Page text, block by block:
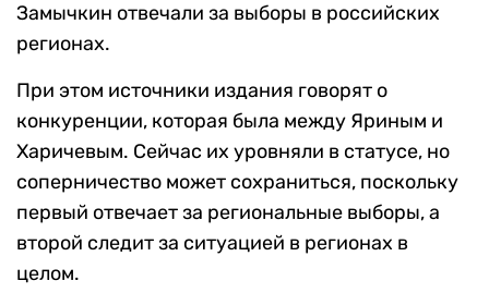
Замычкин отвечали за выборы в российских
регионах.
При этом источники издания говорят о
конкуренции, которая была между Яриным и
Харичевым. Сейчас их уровняли в статусе, но
соперничество может сохраниться, поскольку
первый отвечает за региональные выборы, а
второй следит за ситуацией в регионах в
целом.